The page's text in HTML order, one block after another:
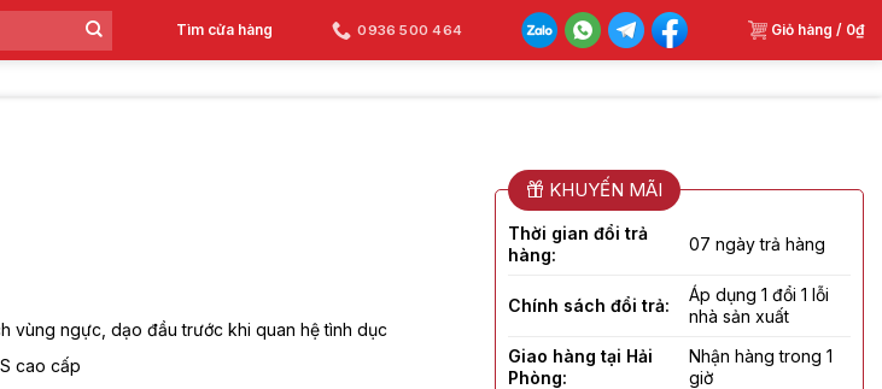
Tìm cửa hàng 0936 500 464 Giỏ hàng / 0₫
vùng ngực, dạo đầu trước khi quan hệ tình dục
cao cấp
KHUYẾN MÃI
Thời gian đổi trả
hàng:
07 ngày trả hàng
Chính sách đổi trả:
Áp dụng 1 đổi 1 lỗi
nhà sản xuất
Giao hàng tại Hải
Phòng:
Nhận hàng trong 1
giờ